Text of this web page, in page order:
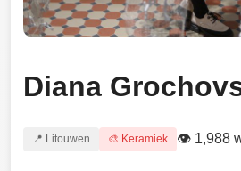
Diana
📍 Litouwen 🎨 Keramiek 👁 1,988